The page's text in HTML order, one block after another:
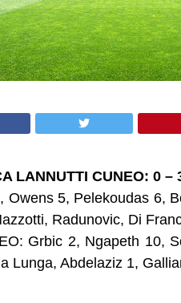
LANNUTTI CUNEO: 0 –
Owens 5, Pelekoudas 6,
Radunovic, Di
Grbic 2, Ngapeth 10,
Lunga, Abdelaziz 1,